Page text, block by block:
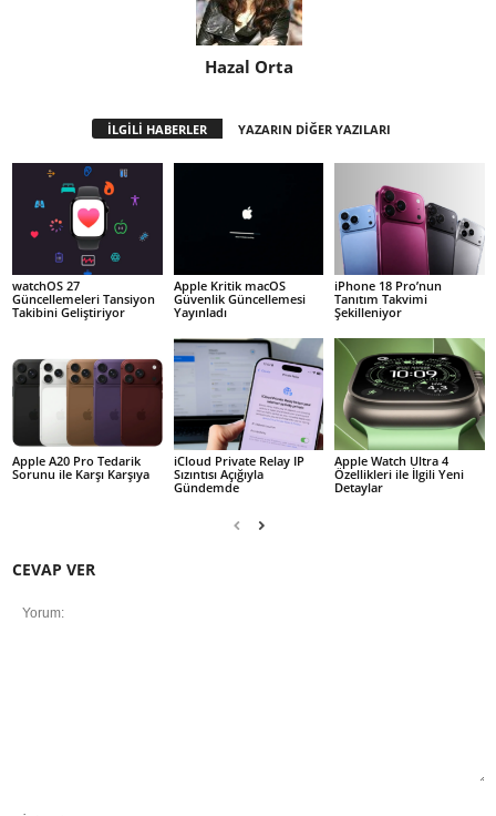
Hazal Orta
İLGİLİ HABERLER YAZARIN DİĞER YAZILARI
watchOS 27
Güncellemeleri Tansiyon
Takibini Geliştiriyor
Apple Kritik macOS
Güvenlik Güncellemesi
Yayınladı
iPhone 18 Pro’nun
Tanıtım Takvimi
Şekilleniyor
Apple A20 Pro Tedarik
Sorunu ile Karşı Karşıya
iCloud Private Relay IP
Sızıntısı Açığıyla
Gündemde
Apple Watch Ultra 4
Özellikleri ile İlgili Yeni
Detaylar
CEVAP VER